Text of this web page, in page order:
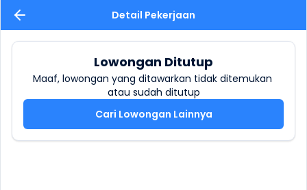
Detail Pekerjaan
Lowongan Ditutup
Maaf, lowongan yang ditawarkan tidak ditemukan
atau sudah ditutup
Cari Lowongan Lainnya